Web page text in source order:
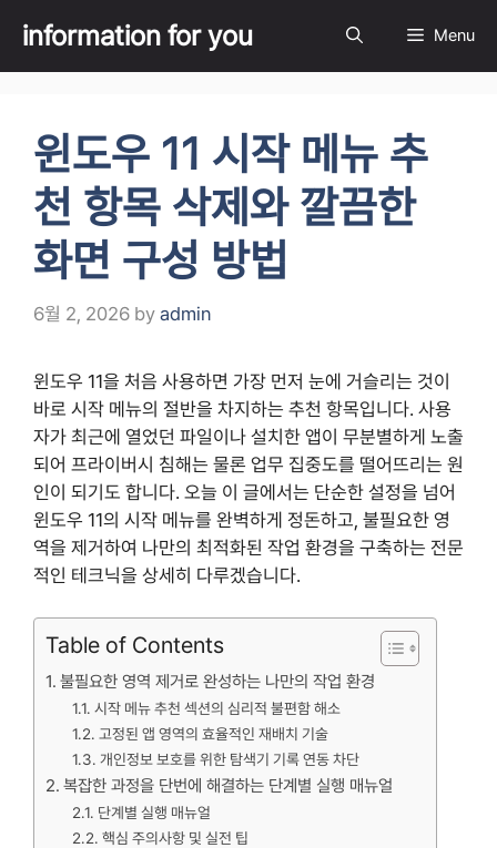
content
information for you Menu
윈도우 11 시작 메뉴 추
천 항목 삭제와 깔끔한
화면 구성 방법
6월 2, 2026 by admin
윈도우 11을 처음 사용하면 가장 먼저 눈에 거슬리는 것이
바로 시작 메뉴의 절반을 차지하는 추천 항목입니다. 사용
자가 최근에 열었던 파일이나 설치한 앱이 무분별하게 노출
되어 프라이버시 침해는 물론 업무 집중도를 떨어뜨리는 원
인이 되기도 합니다. 오늘 이 글에서는 단순한 설정을 넘어
윈도우 11의 시작 메뉴를 완벽하게 정돈하고, 불필요한 영
역을 제거하여 나만의 최적화된 작업 환경을 구축하는 전문
적인 테크닉을 상세히 다루겠습니다.
Table of Contents
불필요한 영역 제거로 완성하는 나만의 작업 환경
시작 메뉴 추천 섹션의 심리적 불편함 해소
고정된 앱 영역의 효율적인 재배치 기술
개인정보 보호를 위한 탐색기 기록 연동 차단
복잡한 과정을 단번에 해결하는 단계별 실행 매뉴얼
단계별 실행 매뉴얼
핵심 주의사항 및 실전 팁